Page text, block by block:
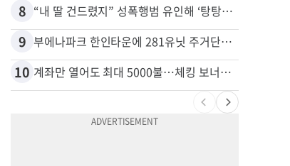
8 “내 딸 건드렸지” 성폭행범 유인해 ‘탕탕’…아빠의 복수 결말
9 부에나파크 한인타운에 281유닛 주거단지 들어선다
10 계좌만 열어도 최대 5000불…체킹 보너스 무한 경쟁